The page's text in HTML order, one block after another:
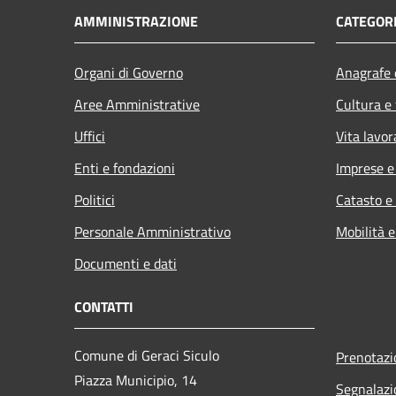
AMMINISTRAZIONE
Organi di Governo
Aree Amministrative
Uffici
Enti e fondazioni
Politici
Personale Amministrativo
Documenti e dati
Cultura
Vita
Imprese
Catasto
Mobilità
CONTATTI
Comune di Geraci Siculo
Piazza Municipio, 14